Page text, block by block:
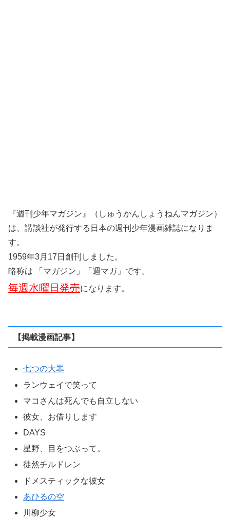
『週刊少年マガジン』（しゅうかんしょうねんマガジン）
は、講談社が発行する日本の週刊少年漫画雑誌になりま
す。
1959年3月17日創刊しました。
略称は 「マガジン」「週マガ」です。
毎週水曜日発売になります。
【掲載漫画記事】
七つの大罪
ランウェイで笑って
マコさんは死んでも自立しない
彼女、お借りします
DAYS
星野、目をつぶって。
徒然チルドレン
ドメスティックな彼女
あひるの空
川柳少女